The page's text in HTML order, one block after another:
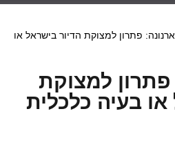
פתרון למצוקת הדיור בישראל או
למצוקת
בעיה כלכלית